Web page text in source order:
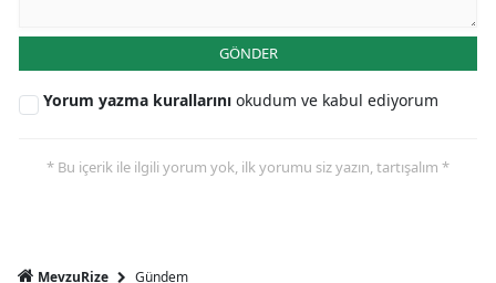
GÖNDER
Yorum yazma kurallarını okudum ve kabul ediyorum
* Bu içerik ile ilgili yorum yok, ilk yorumu siz yazın, tartışalım *
MevzuRize Gündem